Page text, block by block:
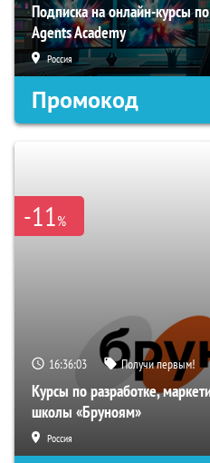
Подписка на онлайн-курсы
Agents Academy
Россия
Промокод
-11%
16:36:02 Получи первым!
Курсы по разработке,
школы «Бруноям»
Россия